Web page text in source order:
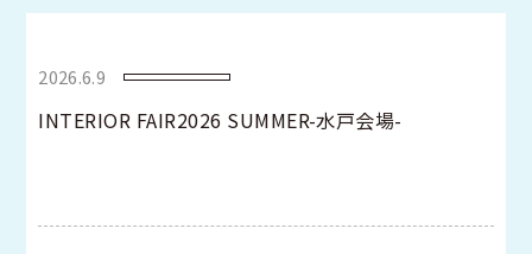
2026.6.9
INTERIOR FAIR2026 SUMMER-水戸会場-